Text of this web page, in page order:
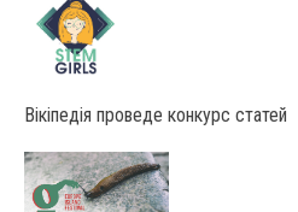
Вікіпедія проведе конкурс статей